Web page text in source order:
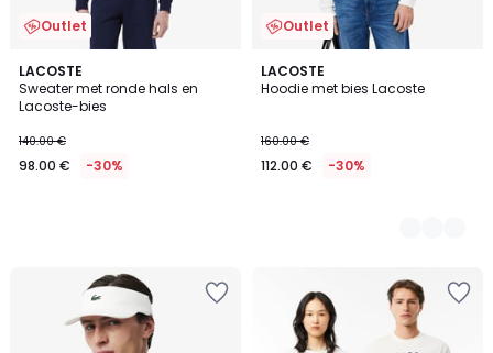
Outlet
LACOSTE
Sweater met ronde hals en
Lacoste-bies
140.00 €
98.00 € -30%
Outlet
LACOSTE
Hoodie met bies Lacoste
160.00 €
112.00 € -30%
2
Kleuren